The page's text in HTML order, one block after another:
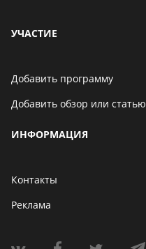
УЧАСТИЕ
Добавить программу
Добавить обзор или статью
ИНФОРМАЦИЯ
Контакты
Реклама